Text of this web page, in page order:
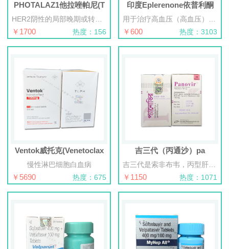
PHOTALAZ1他拉唑帕尼(T
￥1700 热度：156
印度Eplerenone依普利酮
￥600 热度：3103
Ventok威托克(Venetoclax
慢性淋巴细胞白血病
￥5690 热度：675
吉三代（丙通沙）pa
￥1150 热度：1071